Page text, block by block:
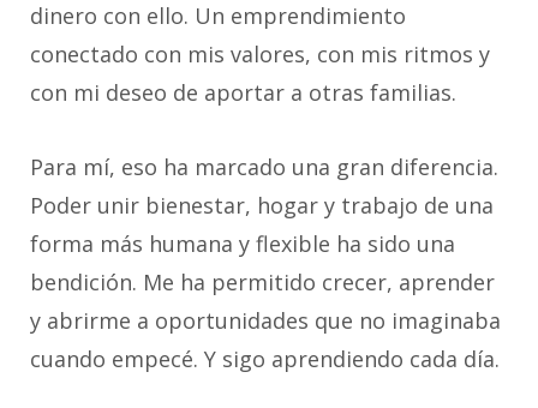
dinero con ello. Un emprendimiento
conectado con mis valores, con mis ritmos y
con mi deseo de aportar a otras familias.
Para mí, eso ha marcado una gran diferencia.
Poder unir bienestar, hogar y trabajo de una
forma más humana y flexible ha sido una
bendición. Me ha permitido crecer, aprender
y abrirme a oportunidades que no imaginaba
cuando empecé. Y sigo aprendiendo cada día.